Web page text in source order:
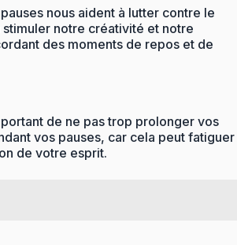
nous aident à lutter contre le
notre créativité et notre
des moments de repos et de
de ne pas trop prolonger vos
vos pauses, car cela peut fatiguer
de votre esprit.